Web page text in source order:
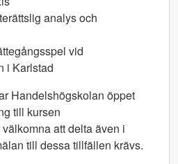
analys och
vid
i Karlstad
Handelshögskolan öppet
till kursen
att delta även i
till dessa tillfällen krävs.